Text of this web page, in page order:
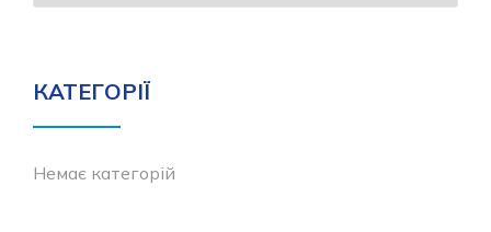
КАТЕГОРІЇ
Немає категорій